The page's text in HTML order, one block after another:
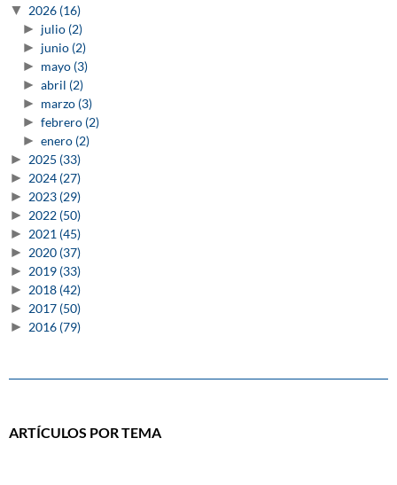
▼ 2026 (16)
► julio (2)
► junio (2)
► mayo (3)
► abril (2)
► marzo (3)
► febrero (2)
► enero (2)
► 2025 (33)
► 2024 (27)
► 2023 (29)
► 2022 (50)
► 2021 (45)
► 2020 (37)
► 2019 (33)
► 2018 (42)
► 2017 (50)
► 2016 (79)
ARTÍCULOS POR TEMA